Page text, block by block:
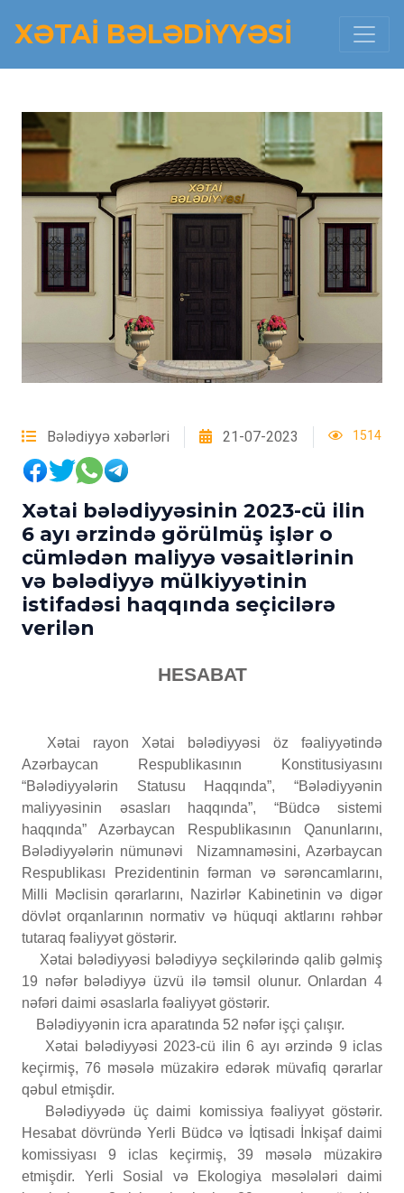
XƏTAI BƏLƏDIYYƏSI
Bələdiyyə xəbərləri 21-07-2023 1514
Xətai bələdiyyəsinin 2023-cü ilin
6 ayı ərzində görülmüş işlər o
cümlədən maliyyə vəsaitlərinin
və bələdiyyə mülkiyyətinin
istifadəsi haqqında seçicilərə
verilən
HESABAT
Xətai rayon Xətai bələdiyyəsi öz fəaliyyətində
Azərbaycan Respublikasının Konstitusiyasını
“Bələdiyyələrin Statusu Haqqında”, “Bələdiyyənin
maliyyəsinin əsasları haqqında”, “Büdcə sistemi
haqqında” Azərbaycan Respublikasının Qanunlarını,
Bələdiyyələrin nümunəvi Nizamnaməsini, Azərbaycan
Respublikası Prezidentinin fərman və sərəncamlarını,
Milli Məclisin qərarlarını, Nazirlər Kabinetinin və digər
dövlət orqanlarının normativ və hüquqi aktlarını rəhbər
tutaraq fəaliyyət göstərir.
Xətai bələdiyyəsi bələdiyyə seçkilərində qalib gəlmiş
19 nəfər bələdiyyə üzvü ilə təmsil olunur. Onlardan 4
nəfəri daimi əsaslarla fəaliyyət göstərir.
Bələdiyyənin icra aparatında 52 nəfər işçi çalışır.
Xətai bələdiyyəsi 2023-cü ilin 6 ayı ərzində 9 iclas
keçirmiş, 76 məsələ müzakirə edərək müvafiq qərarlar
qəbul etmişdir.
Bələdiyyədə üç daimi komissiya fəaliyyət göstərir.
Hesabat dövründə Yerli Büdcə və İqtisadi İnkişaf daimi
komissiyası 9 iclas keçirmiş, 39 məsələ müzakirə
etmişdir. Yerli Sosial və Ekologiya məsələləri daimi